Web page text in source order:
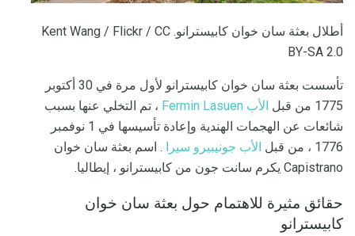
أطلال بعثة سان خوان كابيسترانو. Kent Wang / Flickr / CC
BY-SA 2.0
تأسست بعثة سان خوان كابيسترانو لأول مرة في 30 أكتوبر
1775 من قبل
الأب Fermin Lasuen
، تم التخلي عنها بسبب
شائعات عن الهجمات الهندية وإعادة تأسيسها في 1 نوفمبر
1776 ، من قبل
الأب جونيبيرو سيرا . اسم بعثة سان خوان
Capistrano يكرم سانت جون من كابيسترانو ، إيطاليا.
حقائق مثيرة للاهتمام حول بعثة سان خوان
كابيسترانو